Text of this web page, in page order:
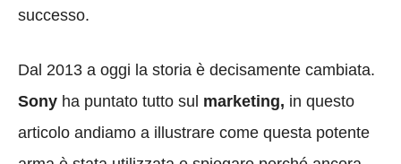
successo.
Dal 2013 a oggi la storia è decisamente cambiata.
Sony ha puntato tutto sul marketing, in questo
articolo andiamo a illustrare come questa potente